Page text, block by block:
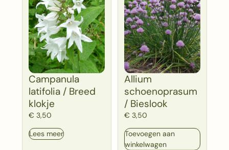
Campanula
latifolia / Breed
klokje
€ 3,50
Lees meer
Allium
schoenoprasum
/ Bieslook
€ 3,50
Toevoegen aan
winkelwagen